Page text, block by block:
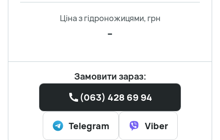
Ціна з гідроножицями, грн
-
Замовити зараз:
(063) 428 69 94
Telegram Viber